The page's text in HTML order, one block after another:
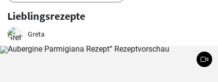
Lieblingsrezepte
Greta